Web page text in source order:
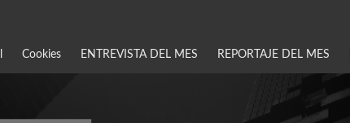
Cookies ENTREVISTA DEL MES REPORTAJE DEL MES